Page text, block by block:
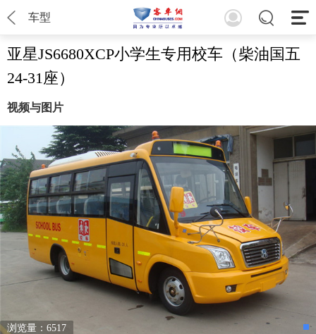
车型
亚星JS6680XCP小学生专用校车（柴油国五
24-31座）
视频与图片
浏览量：6517